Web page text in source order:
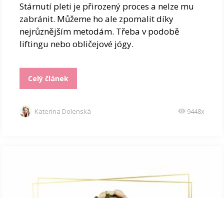
Stárnutí pleti je přirozený proces a nelze mu
zabránit. Můžeme ho ale zpomalit díky
nejrůznějším metodám. Třeba v podobě
liftingu nebo obličejové jógy.
Celý článek
Katerina Dolenská 9448x